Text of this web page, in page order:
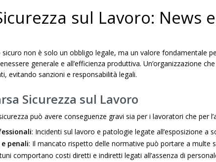
sul Lavoro: News
non è solo un obbligo legale, ma un valore fondamentale
generale e all’efficienza produttiva. Un’organizzazione
evitando sanzioni e responsabilità legali.
Sicurezza sul Lavoro
può avere conseguenze gravi sia per i lavoratori che per
: Incidenti sul lavoro e patologie legate all’esposizione a
penali: Il mancato rispetto delle normative può portare a multe
comportano costi diretti e indiretti legati all’assenza di